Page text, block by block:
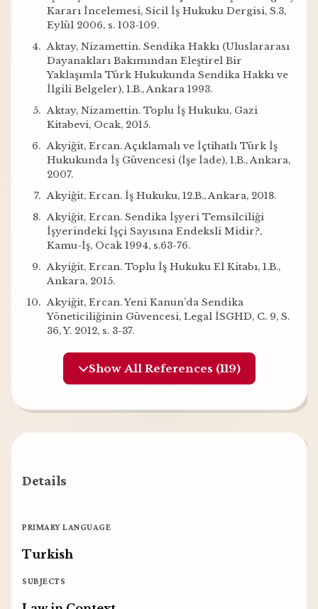
Kararı İncelemesi, Sicil İş Hukuku Dergisi, S.3,
Eylül 2006, s. 103-109.
Aktay, Nizamettin. Sendika Hakkı (Uluslararası
Dayanakları Bakımından Eleştirel Bir
Yaklaşımla Türk Hukukunda Sendika Hakkı ve
İlgili Belgeler), 1.B., Ankara 1993.
Aktay, Nizamettin. Toplu İş Hukuku, Gazi
Kitabevi, Ocak, 2015.
Akyiğit, Ercan. Açıklamalı ve İçtihatlı Türk İş
Hukukunda İş Güvencesi (İşe İade), 1.B., Ankara,
2007.
Akyiğit, Ercan. İş Hukuku, 12.B., Ankara, 2018.
Akyiğit, Ercan. Sendika İşyeri Temsilciliği
İşyerindeki İşçi Sayısına Endeksli Midir?,
Kamu-İş, Ocak 1994, s.63-76.
Akyiğit, Ercan. Toplu İş Hukuku El Kitabı, 1.B.,
Ankara, 2015.
Akyiğit, Ercan. Yeni Kanun’da Sendika
Yöneticiliğinin Güvencesi, Legal İSGHD, C. 9, S.
36, Y. 2012, s. 3-37.
Show All References (119)
Details
PRIMARY LANGUAGE
Turkish
SUBJECTS